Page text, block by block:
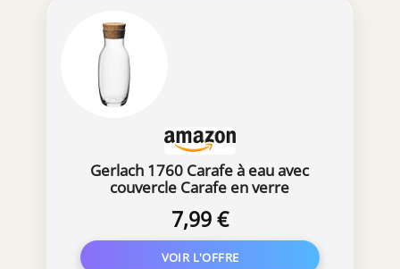
Gerlach 1760 Carafe à eau avec
couvercle Carafe en verre
Pichet en verre Robuste Stable
Passe au lave-vaisselle Débit
7,99 €